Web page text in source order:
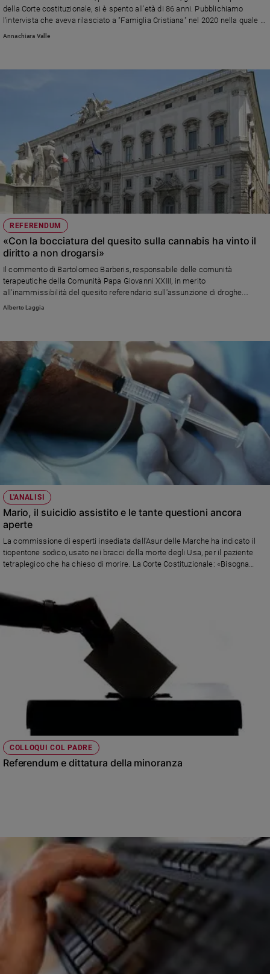
della Corte costituzionale, si è spento all'età di 86 anni. Pubblichiamo
l'intervista che aveva rilasciato a "Famiglia Cristiana" nel 2020 nella quale si
esprimeva a favore del sì nel referendum sulla riduzione del numero dei
Annachiara Valle
REFERENDUM
«Con la bocciatura del quesito sulla cannabis ha vinto il
diritto a non drogarsi»
Il commento di Bartolomeo Barberis, responsabile delle comunità
terapeutiche della Comunità Papa Giovanni XXIII, in merito
all'inammissibilità del quesito referendario sull'assunzione di droghe.
"Liberalizzarla avrebbe creato un danno educativo gravissimo ai danni dei
Alberto Laggia
L'ANALISI
Mario, il suicidio assistito e le tante questioni ancora
aperte
La commissione di esperti insediata dall'Asur delle Marche ha indicato il
tiopentone sodico, usato nei bracci della morte degli Usa, per il paziente
tetraplegico che ha chieso di morire. La Corte Costituzionale: «Bisogna
COLLOQUI COL PADRE
Referendum e dittatura della minoranza